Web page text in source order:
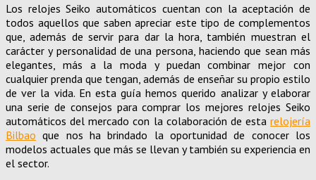
Los relojes Seiko automáticos cuentan con la aceptación de
todos aquellos que saben apreciar este tipo de complementos
que, además de servir para dar la hora, también muestran el
carácter y personalidad de una persona, haciendo que sean más
elegantes, más a la moda y puedan combinar mejor con
cualquier prenda que tengan, además de enseñar su propio estilo
de ver la vida. En esta guía hemos querido analizar y elaborar
una serie de consejos para comprar los mejores relojes Seiko
automáticos del mercado con la colaboración de esta relojería
Bilbao que nos ha brindado la oportunidad de conocer los
modelos actuales que más se llevan y también su experiencia en
el sector.